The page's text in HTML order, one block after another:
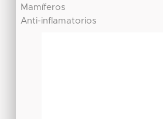
Mamíferos
Anti-inflamatorios